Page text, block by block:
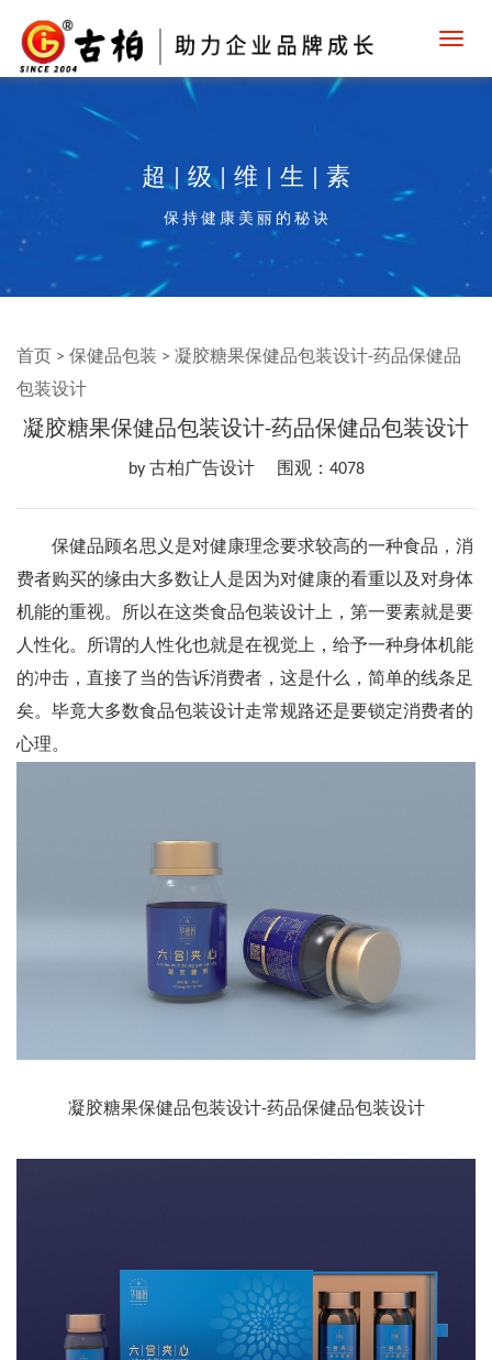
超 | 级 | 维 | 生 | 素
保 持 健 康 美 丽 的 秘 诀
首页 > 保健品包装 > 凝胶糖果保健品包装设计-药品保健品
包装设计
凝胶糖果保健品包装设计-药品保健品包装设计
by 古柏广告设计 围观：4078
保健品顾名思义是对健康理念要求较高的一种食品，消
费者购买的缘由大多数让人是因为对健康的看重以及对身体
机能的重视。所以在这类食品包装设计上，第一要素就是要
人性化。所谓的人性化也就是在视觉上，给予一种身体机能
的冲击，直接了当的告诉消费者，这是什么，简单的线条足
矣。毕竟大多数食品包装设计走常规路还是要锁定消费者的
心理。
凝胶糖果保健品包装设计-药品保健品包装设计